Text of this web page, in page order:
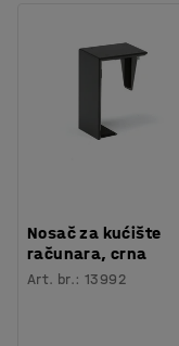
Nosač za kućište
računara, crna
Art. br.:13992